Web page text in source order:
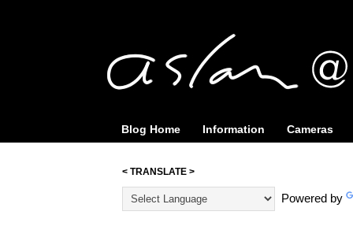
Blog Home Information Cameras
< TRANSLATE >
Powered by